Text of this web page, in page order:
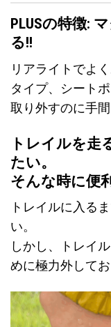
PLUSの特徴:
る!!
リアライトでよ
タイプ、シート
取り外すのに手
トレイルを走
たい。
そんな時に便
トレイルに入る
い。
しかし、トレイ
めに極力外してお